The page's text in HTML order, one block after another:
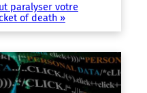
paralyser votre
of death »